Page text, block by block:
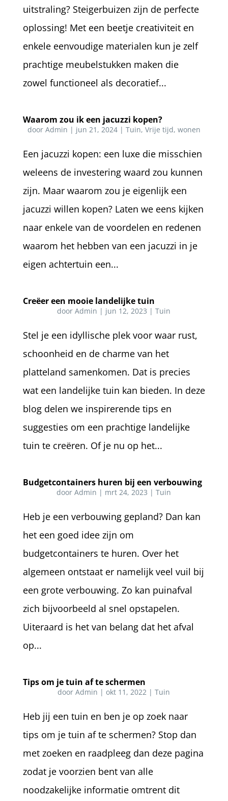
uitstraling? Steigerbuizen zijn de perfecte
oplossing! Met een beetje creativiteit en
enkele eenvoudige materialen kun je zelf
prachtige meubelstukken maken die
zowel functioneel als decoratief...
Waarom zou ik een jacuzzi kopen?
door Admin | jun 21, 2024| Tuin, Vrije tijd, wonen
Een jacuzzi kopen: een luxe die misschien
weleens de investering waard zou kunnen
zijn. Maar waarom zou je eigenlijk een
jacuzzi willen kopen? Laten we eens kijken
naar enkele van de voordelen en redenen
waarom het hebben van een jacuzzi in je
eigen achtertuin een...
Creëer een mooie landelijke tuin
doorAdmin | jun 12, 2023 |Tuin
Stel je een idyllische plek voor waar rust,
schoonheid en de charme van het
platteland samenkomen. Dat is precies
wat een landelijke tuin kan bieden. In deze
blog delen we inspirerende tips en
suggesties om een prachtige landelijke
tuin te creëren. Of je nu op het...
Budgetcontainers huren bij een verbouwing
doorAdmin | mrt 24, 2023 |Tuin
Heb je een verbouwing gepland? Dan kan
het een goed idee zijn om
budgetcontainers te huren. Over het
algemeen ontstaat er namelijk veel vuil bij
een grote verbouwing. Zo kan puinafval
zich bijvoorbeeld al snel opstapelen.
Uiteraard is het van belang dat het afval
op...
Tips om je tuin af te schermen
doorAdmin |okt 11, 2022 |Tuin
Heb jij een tuin en ben je op zoek naar
tips om je tuin af te schermen? Stop dan
met zoeken en raadpleeg dan deze pagina
zodat je voorzien bent van alle
noodzakelijke informatie omtrent dit